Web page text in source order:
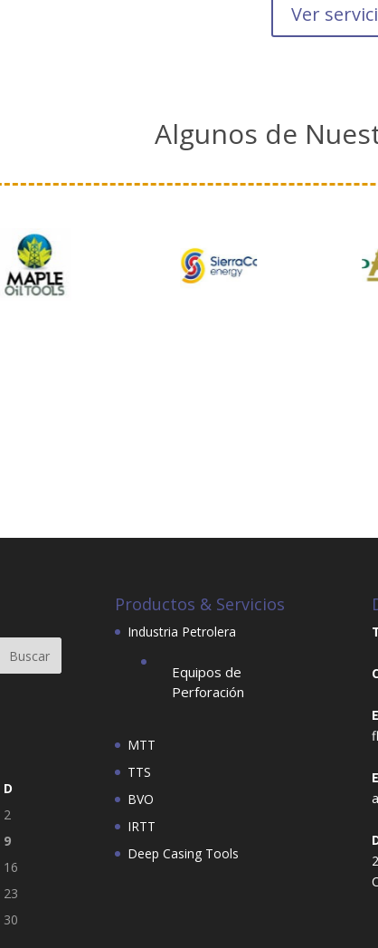
Ver
Algunos de
D
2
9
16
23
30
Productos & Servicios
Industria Petrolera
Equipos de
Perforación
MTT
TTS
BVO
IRTT
Deep Casing Tools